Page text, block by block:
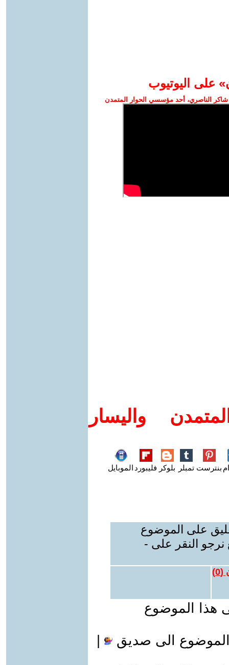
على اليوتيوب
الناصري، أحد مؤسسي الحوار المتمدن
واليسار
بنترست تمبلر بلوكر فليبورد الموبايل
على الموضوع
نرجو النقر على -
(
0
)
هذا الموضوع
الى صديق